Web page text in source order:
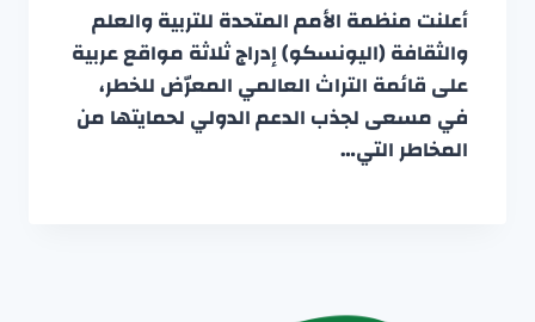
أعلنت منظمة الأمم المتحدة للتربية والعلم
والثقافة (اليونسكو) إدراج ثلاثة مواقع عربية
على قائمة التراث العالمي المعرّض للخطر،
في مسعى لجذب الدعم الدولي لحمايتها من
المخاطر التي…